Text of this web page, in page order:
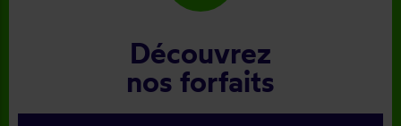
Découvrez
nos forfaits